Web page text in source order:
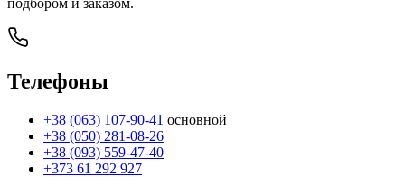
Телефоны
+38 (063) 107-90-41 основной
+38 (050) 281-08-26
+38 (093) 559-47-40
+373 61 292 927